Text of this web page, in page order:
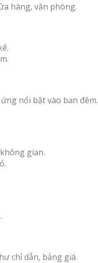
hàng, văn phòng.
nổi bật vào ban đêm.
gian.
chỉ dẫn, bảng giá.